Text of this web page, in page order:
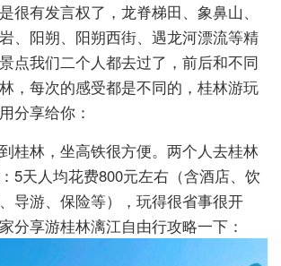
很有发言权了，龙脊梯田、象鼻山、
、阳朔、阳朔西街、遇龙河漂流等精
点我们二个人都去过了，前后和不同
，每次的感受都是不同的，桂林游玩
分享给你：
桂林，坐高铁很方便。两个人去桂林
5天人均花费800元左右（含酒店、饮
导游、保险等），玩得很省事很开
分享游桂林漓江自由行攻略一下：